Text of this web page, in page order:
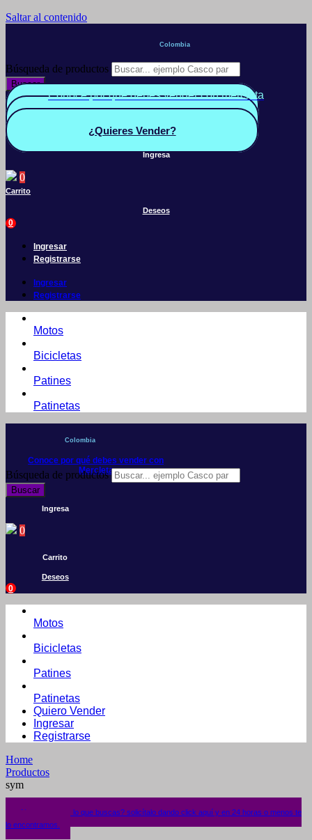
Saltar al contenido
Colombia
Búsqueda de productos
Buscar
Conoce por qué debes vender con mercleta
Quiero Vender
¿Quieres Vender?
Ingresa
0
Carrito
Deseos
0
Ingresar
Registrarse
Ingresar
Registrarse
Motos
Bicicletas
Patines
Patinetas
Colombia
Conoce por qué debes vender con
Mercleta
Búsqueda de productos
Buscar
Ingresa
0
Carrito
Deseos
0
Motos
Bicicletas
Patines
Patinetas
Quiero Vender
Ingresar
Registrarse
Home
Productos
sym
¿No encuentras lo que buscas? solicítalo dando click aquí y en 24 horas o menos te
lo encontramos.